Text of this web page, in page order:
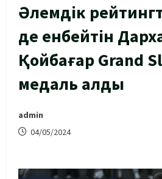
Әлемдік
де енбейтін
Қойбағар Grand
медаль алды
admin
04/05/2024